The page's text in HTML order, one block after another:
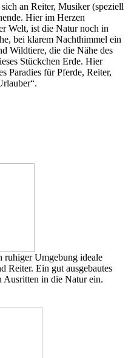
an Reiter, Musiker (speziell
Hier im Herzen
Welt, ist die Natur noch in
bei klarem Nachthimmel ein
Wildtiere, die die Nähe des
Stückchen Erde. Hier
Paradies für Pferde, Reiter,
ruhiger Umgebung ideale
Reiter. Ein gut ausgebautes
Ausritten in die Natur ein.